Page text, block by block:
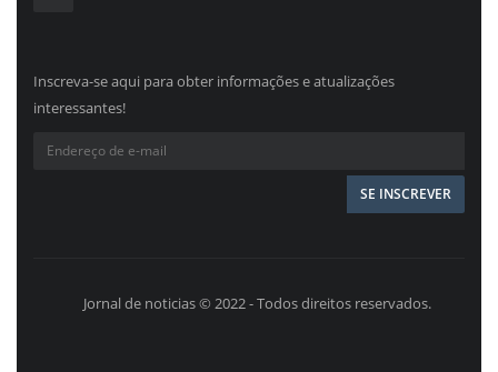
Inscreva-se aqui para obter informações e atualizações
interessantes!
Jornal de noticias © 2022 - Todos direitos reservados.